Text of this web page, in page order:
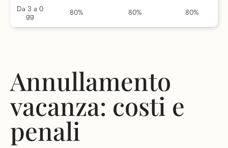
Da 3 a 0
gg 80% 80% 80%
Annullamento
vacanza: costi e
penali